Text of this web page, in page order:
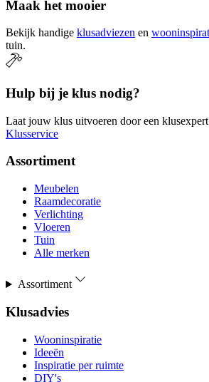
Maak het mooier
Bekijk handige klusadviezen en
tuin.
Hulp bij je klus nodig?
Laat jouw klus uitvoeren door een
Klusservice
Assortiment
Meubelen
Raamdecoratie
Verlichting
Vloeren
Tuin
Alle merken
Assortiment
Klusadvies
Wooninspiratie
Ideeën
Inspiratie per ruimte
DIY's